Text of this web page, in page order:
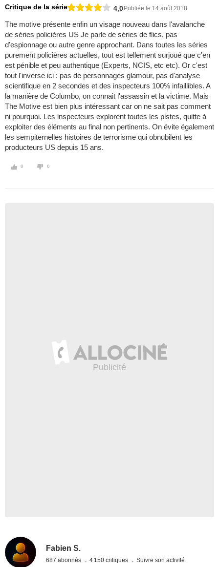
Critique de la série 4,0Publiée le 14 août 2018
The motive présente enfin un visage nouveau dans l'avalanche
de séries policières US Je parle de séries de flics, pas
d'espionnage ou autre genre approchant. Dans toutes les séries
purement policières actuelles, tout est tellement surjoué que c'en
est pénible et peu authentique (Experts, NCIS, etc etc). Or c'est
tout l'inverse ici : pas de personnages glamour, pas d'analyse
scientifique en 2 secondes et des inspecteurs 100% infaillibles. A
la manière de Columbo, on connait l'assassin et la victime. Mais
The Motive est bien plus intéressant car on ne sait pas comment
ni pourquoi. Les inspecteurs explorent toutes les pistes, quitte à
exploiter des éléments au final non pertinents. On évite également
les sempiternelles histoires de terrorisme qui obnubilent les
producteurs US depuis 15 ans.
0 0
Fabien S.
687 abonnés 4 150 critiques Suivre son activité